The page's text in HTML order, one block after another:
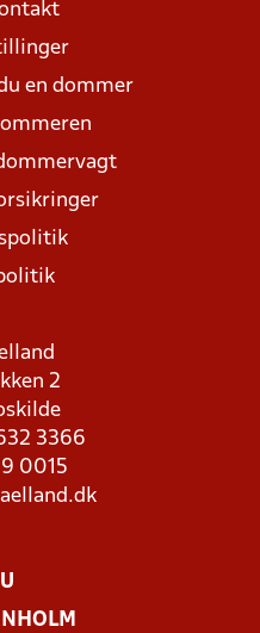
en dommer
2
3366
0015